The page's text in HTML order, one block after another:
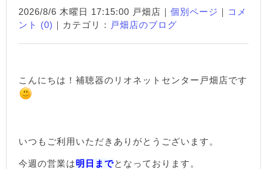
2026/8/6 木曜日 17:15:00 戸畑店｜ 個別ページ ｜ コメ
ント (0) ｜カテゴリ： 戸畑店のブログ
こんにちは！補聴器のリオネットセンター戸畑店です
いつもご利用いただきありがとうございます。
今週の営業は明日までとなっております。